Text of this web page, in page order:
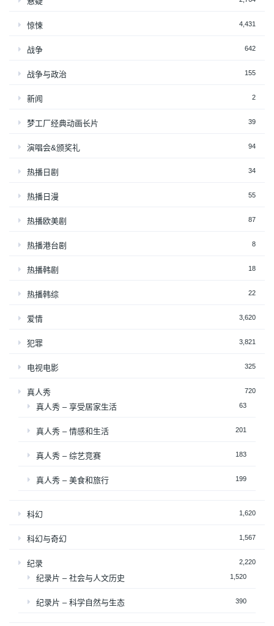
惊悚 4,431
战争 642
战争与政治 155
新闻 2
梦工厂经典动画长片 39
演唱会&颁奖礼 94
热播日剧 34
热播日漫 55
热播欧美剧 87
热播港台剧 8
热播韩剧 18
热播韩综 22
爱情 3,620
犯罪 3,821
电视电影 325
真人秀 720
真人秀 – 享受居家生活 63
真人秀 – 情感和生活 201
真人秀 – 综艺竞赛 183
真人秀 – 美食和旅行 199
科幻 1,620
科幻与奇幻 1,567
纪录 2,220
纪录片 – 社会与人文历史 1,520
纪录片 – 科学自然与生态 390